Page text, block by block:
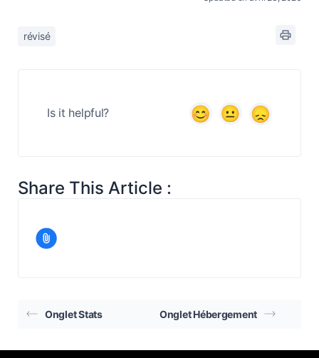
révisé
Is it helpful?
Share This Article :
Onglet Stats Onglet Hébergement